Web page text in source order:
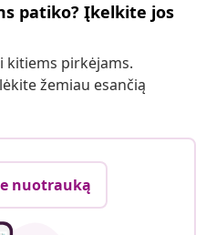
patiko? Įkelkite jos
kitiems pirkėjams.
žemiau esančią
nuotrauką